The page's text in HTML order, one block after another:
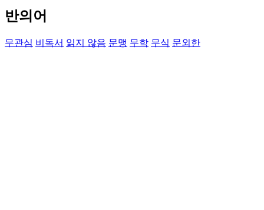
반의어
무관심 비독서 읽지 않음 문맹 무학 무식 문외한